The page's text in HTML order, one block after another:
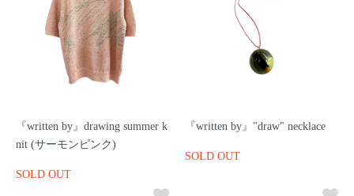
『written by』drawing summer k
nit (サーモンピンク)
SOLD OUT
『written by』"draw" necklace
SOLD OUT